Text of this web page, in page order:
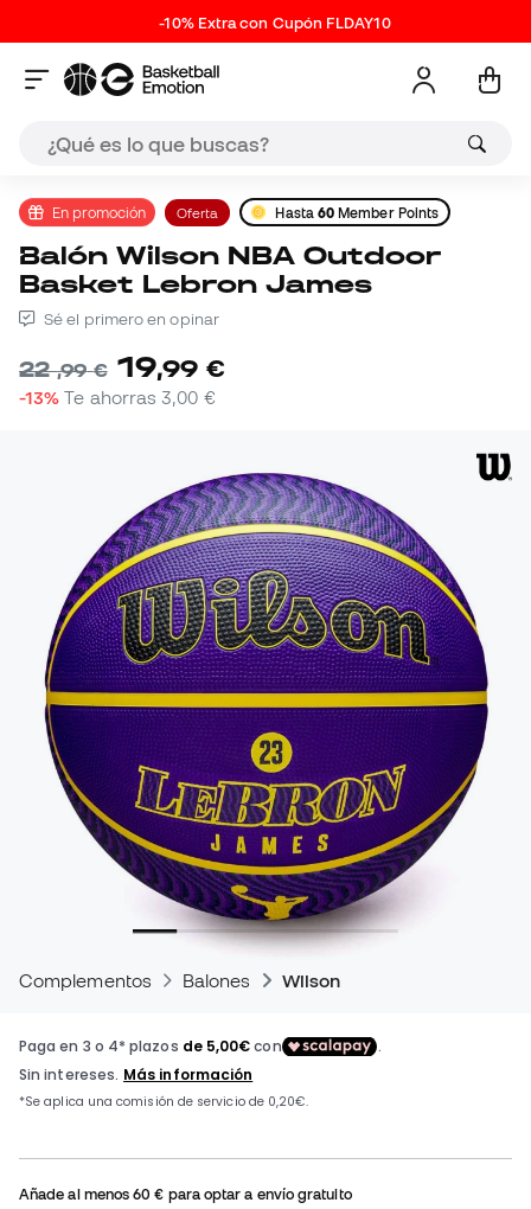
-10% Extra con Cupón FLDAY10
En promoción Oferta Hasta 60 Member Points
Balón Wilson NBA Outdoor
Basket Lebron James
Sé el primero en opinar
22,99 € 19,99 €
-13% Te ahorras3,00 €
Complementos Balones Wilson
Añade al menos60 € para optar a envío gratuito